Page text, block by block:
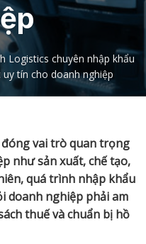
Logistics chuyên nhập khẩu
tín cho doanh nghiệp
đóng vai trò quan trọng
như sản xuất, chế tạo,
quá trình nhập khẩu
doanh nghiệp phải am
thuế và chuẩn bị hồ